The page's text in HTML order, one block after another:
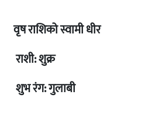
वृष राशिको स्वामी धीर
राशी: शुक्र
शुभ रंग: गुलाबी